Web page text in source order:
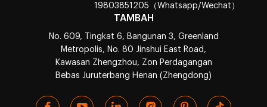
19803851205（Whatsapp/Wechat）
TAMBAH
No. 609, Tingkat 6, Bangunan 3, Greenland
Metropolis, No. 80 Jinshui East Road,
Kawasan Zhengzhou, Zon Perdagangan
Bebas Juruterbang Henan (Zhengdong)